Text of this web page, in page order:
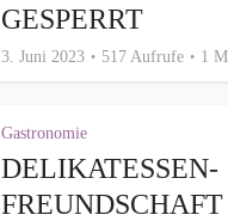
GESPERRT
3. Juni 2023 517 Aufrufe 1
Gastronomie
DELIKATESSEN-